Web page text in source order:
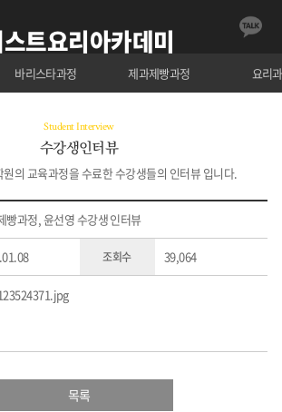
바리스타과정 제과제빵과정 요리
Student Interview
수강생인터뷰
의 교육과정을 수료한 수강생들의 인터뷰 입니다.
빵과정, 윤선영 수강생 인터뷰
조회수 39,064
목록